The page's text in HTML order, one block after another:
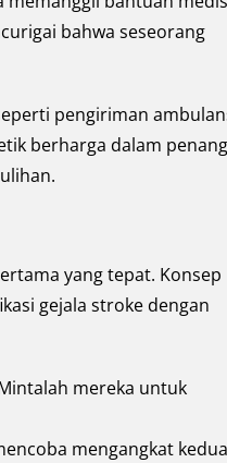
bahwa seseorang
pengiriman
berharga dalam
yang tepat. Konsep
gejala stroke dengan
mereka untuk
mengangkat kedua